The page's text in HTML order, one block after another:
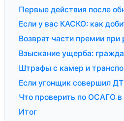
Первые действия после
Если у вас КАСКО: как
Возврат части премии
Взыскание ущерба:
Штрафы с камер и
Если угонщик совершил
Что проверить по ОСАГО в
Итог